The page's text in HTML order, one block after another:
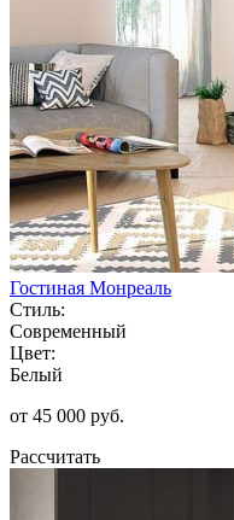
Гостиная Монреаль
Стиль:
Современный
Цвет:
Белый
от 45 000 руб.
Рассчитать